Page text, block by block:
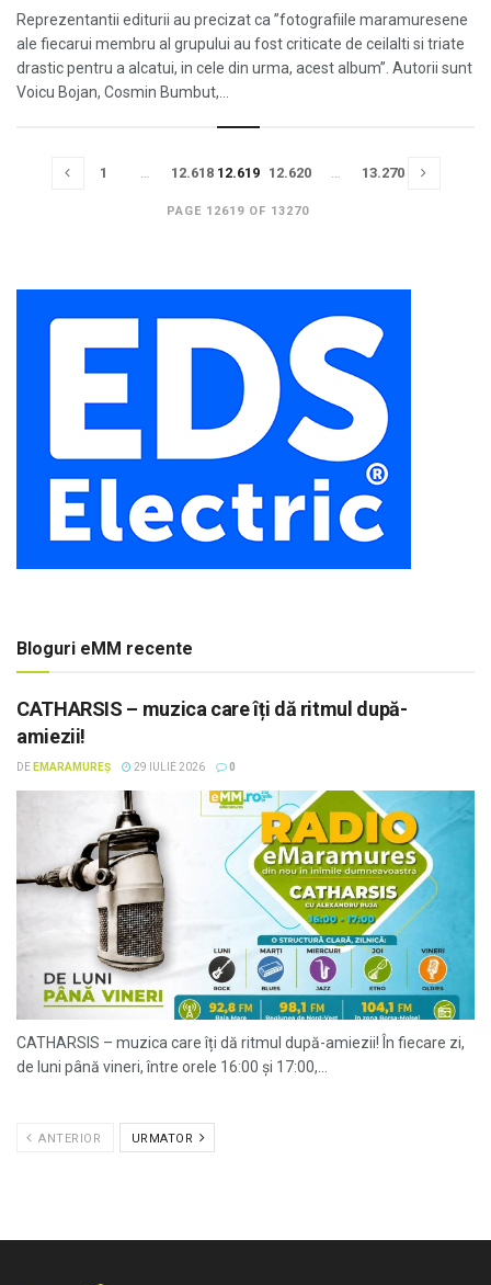
Reprezentantii editurii au precizat ca ”fotografiile maramuresene
ale fiecarui membru al grupului au fost criticate de ceilalti si triate
drastic pentru a alcatui, in cele din urma, acest album”. Autorii sunt
Voicu Bojan, Cosmin Bumbut,...
PAGE 12619 OF 13270
1 … 12.618 12.619 12.620 … 13.270
Bloguri eMM recente
CATHARSIS – muzica care îți dă ritmul după-
amiezii!
DE EMARAMUREȘ 29 IULIE 2026 0
CATHARSIS – muzica care îți dă ritmul după-amiezii! În fiecare zi,
de luni până vineri, între orele 16:00 și 17:00,...
ANTERIOR URMATOR